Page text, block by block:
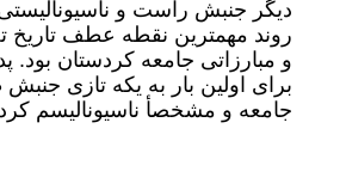
دیگر جنبش راست و
روند مهمترین نقطه عطف تاریخ
و مبارزاتی جامعه کردستان بود.
برای اولین بار به یکه تازی
جامعه و مشخصأ ناسیونالیسم کرد